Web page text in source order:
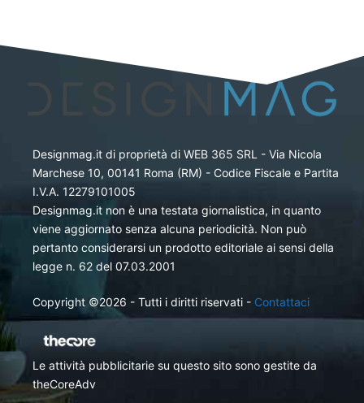
Designmag.it di proprietà di WEB 365 SRL - Via Nicola
Marchese 10, 00141 Roma (RM) - Codice Fiscale e Partita
I.V.A. 12279101005
Designmag.it non è una testata giornalistica, in quanto
viene aggiornato senza alcuna periodicità. Non può
pertanto considerarsi un prodotto editoriale ai sensi della
legge n. 62 del 07.03.2001
Copyright ©2026 - Tutti i diritti riservati - Contattaci
Le attività pubblicitarie su questo sito sono gestite da
theCoreAdv